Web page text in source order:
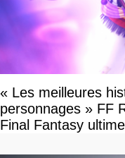
« Les meilleures
personnages » FF
Final Fantasy